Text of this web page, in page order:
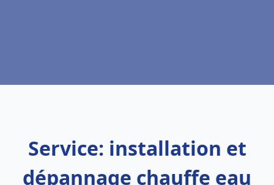
Service: installation et
dépannage chauffe eau